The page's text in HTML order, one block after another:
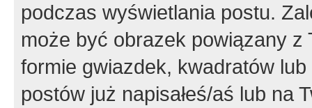
podczas wyświetlania postu.
może być obrazek powiązany z
formie gwiazdek, kwadratów
postów już napisałeś/aś lub na